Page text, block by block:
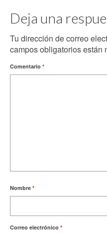
Deja una
Tu dirección de correo
campos obligatorios están
Comentario *
Nombre *
Correo electrónico *